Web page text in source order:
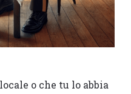
o che tu lo abbia